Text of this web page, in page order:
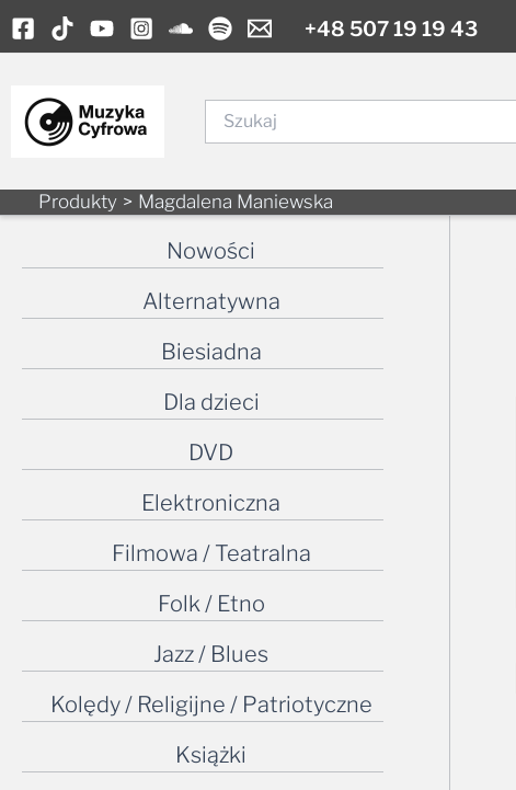
Skip
to
+48 507 19 19 43
Produkty Magdalena Maniewska
Nowości
Alternatywna
Biesiadna
Dla dzieci
DVD
Elektroniczna
Filmowa / Teatralna
Folk / Etno
Jazz / Blues
Kolędy / Religijne / Patriotyczne
Książki